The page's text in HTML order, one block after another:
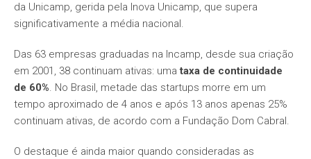
da Unicamp, gerida pela Inova Unicamp, que supera
significativamente a média nacional.
Das 63 empresas graduadas na Incamp, desde sua criação
em 2001, 38 continuam ativas: umataxa de continuidade
de 60%. No Brasil, metade das startups morre em um
tempo aproximado de 4 anos e após 13 anos apenas 25%
continuam ativas, de acordo com a Fundação Dom Cabral.
​O destaque é ainda maior quando consideradas as